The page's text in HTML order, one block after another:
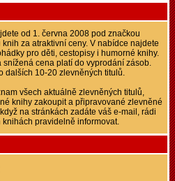
od 1. června 2008 pod značkou
knih za atraktivní ceny. V nabídce najdete
pro děti, cestopisy i humorné knihy.
snížená cena platí do vyprodání zásob.
dalších 10-20 zlevněných titulů.
všech aktuálně zlevněných titulů,
knihy zakoupit a připravované zlevněné
na stránkách zadáte váš e-mail, rádi
pravidelně informovat.